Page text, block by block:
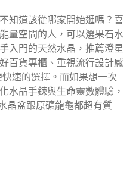
知道該從哪家開始逛嗎？喜
量空間的人，可以選果石水
入門的天然水晶，推薦澄星
百貨專櫃、重視流行設計感
速的選擇。而如果想一次
水晶手鍊與生命靈數體驗，
晶盆跟原礦龍龜都超有質